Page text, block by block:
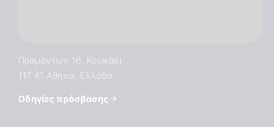
Πραμάντων 16, Κουκάκι
117 41 Αθήνα, Ελλάδα
Οδηγίες πρόσβασης